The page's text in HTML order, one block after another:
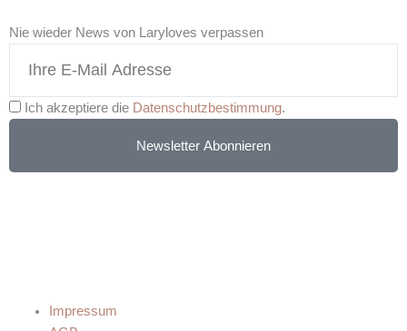
Nie wieder News von Laryloves verpassen
Ich akzeptiere die Datenschutzbestimmung.
Newsletter Abonnieren
Impressum